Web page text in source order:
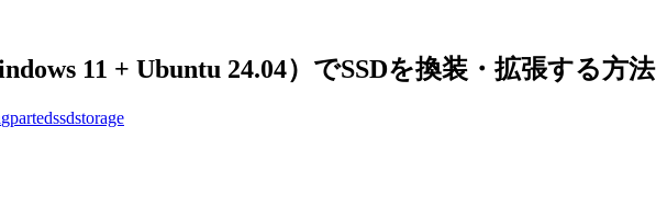
11 + Ubuntu 24.04）でSSDを換装・拡張する方法
gpartedssdstorage